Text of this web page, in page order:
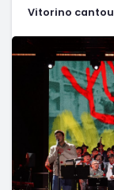
Vitorino cantou